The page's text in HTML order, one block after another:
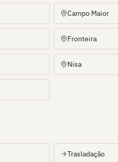
Campo Maior
Fronteira
Nisa
Trasladação